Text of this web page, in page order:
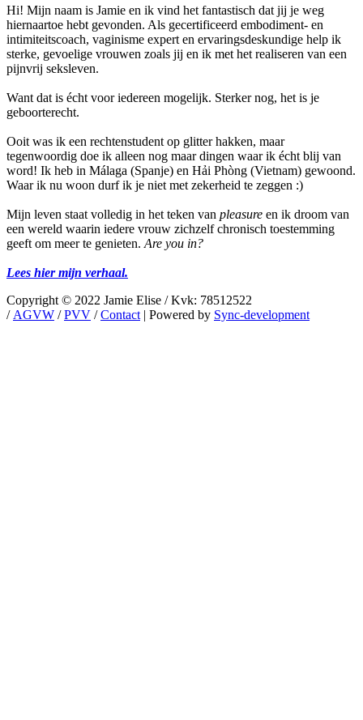
Hi! Mijn naam is Jamie en ik vind het fantastisch dat jij je weg
hiernaartoe hebt gevonden. Als gecertificeerd embodiment- en
intimiteitscoach, vaginisme expert en ervaringsdeskundige help ik
sterke, gevoelige vrouwen zoals jij en ik met het realiseren van een
pijnvrij seksleven.
Want dat is écht voor iedereen mogelijk. Sterker nog, het is je
geboorterecht.
Ooit was ik een rechtenstudent op glitter hakken, maar
tegenwoordig doe ik alleen nog maar dingen waar ik écht blij van
word! Ik heb in Málaga (Spanje) en Hải Phòng (Vietnam) gewoond.
Waar ik nu woon durf ik je niet met zekerheid te zeggen :)
Mijn leven staat volledig in het teken van pleasure en ik droom van
een wereld waarin iedere vrouw zichzelf chronisch toestemming
geeft om meer te genieten. Are you in?
Lees hier mijn verhaal.
Copyright © 2022 Jamie Elise / Kvk: 78512522
/ AGVW /PVV /Contact | Powered by Sync-development